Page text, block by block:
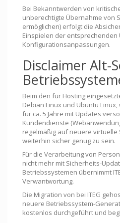
Bei Bekanntwerden von
unberechtigte Übernahme von
ermöglichen) erfolgt die
Einspielen der entsprechenden
Konfigurationsanpassungen.
Disclaimer Alt-
Beim den für Hosting
Debian Linux und Ubuntu
für ca. 5 Jahre mit Updates
Kundendienste
regelmäßig auf neuere virtuelle
weiterhin sicher genug zu sein.
Für die Verarbeitung von
nicht mehr mit Sicherheits-
Betriebssystemen übernimmt
Verwantwortung.
Die Migration von bei ITEG
neuere Betriebssystem-
kostenlos durchgeführt und